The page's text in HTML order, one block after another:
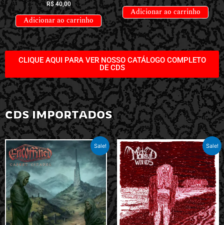
R$40,00
Adicionar ao carrinho
Adicionar ao carrinho
CLIQUE AQUI PARA VER NOSSO CATÁLOGO COMPLETO
DE CDS
CDS IMPORTADOS
Sale! Sale!